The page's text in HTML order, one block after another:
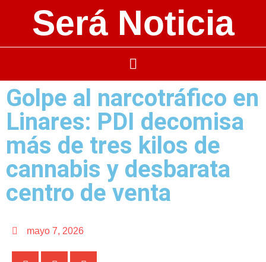
Será Noticia
Golpe al narcotráfico en
Linares: PDI decomisa
más de tres kilos de
cannabis y desbarata
centro de venta
mayo 7, 2026